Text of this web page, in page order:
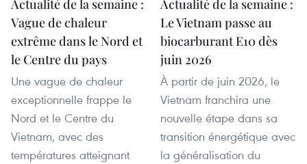
Actualité de la semaine :
Vague de chaleur
extrême dans le Nord et
le Centre du pays
Une vague de chaleur
exceptionnelle frappe le
Nord et le Centre du
Vietnam, avec des
températures atteignant
Actualité de la semaine :
Le Vietnam passe au
biocarburant E10 dès
juin 2026
À partir de juin 2026, le
Vietnam franchira une
nouvelle étape dans sa
transition énergétique avec
la généralisation du